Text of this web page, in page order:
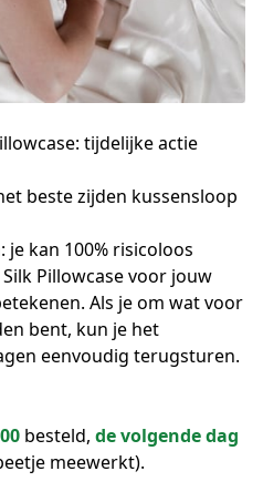
tijdelijke actie
beste zijden kussensloop
kan 100% risicoloos
Pillowcase voor jouw
Als je om wat voor
bent, kun je het
eenvoudig terugsturen.
besteld, de volgende dag
meewerkt).